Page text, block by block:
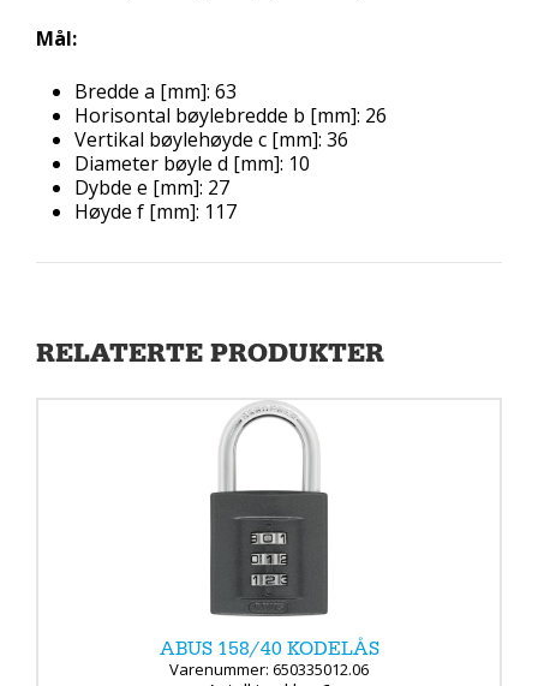
Mål:
Bredde a [mm]: 63
Horisontal bøylebredde b [mm]: 26
Vertikal bøylehøyde c [mm]: 36
Diameter bøyle d [mm]: 10
Dybde e [mm]: 27
Høyde f [mm]: 117
RELATERTE PRODUKTER
ABUS 158/40 KODELÅS
Varenummer: 650335012.06